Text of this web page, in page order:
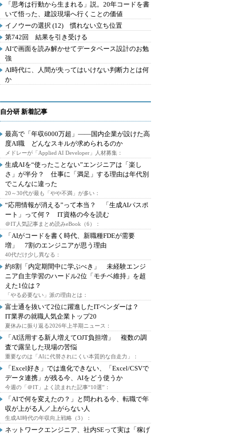
「思考は行動から生まれる」説。20年コードを書
いて悟った、建設現場へ行くことの価値
イノウーの選択 (12) 慣れない立ち位置
第742回 結果を引き受ける
AIで画面を読み解かせてデータベース設計のお勉
強
AI時代に、人間が失ってはいけない判断力とは何
か
自分研 新着記事
最高で「年収6000万超」――国内企業が設けた高
度AI職 どんなスキルが求められるのか
メドレーが「Applied AI Developer」人材募集：
生成AIを“使ったことない”エンジニアは「楽し
さ」が半分？ 仕事に「満足」する理由は年代別
でこんなに違った
20～30代が最も「やや不満」が多い：
“応用情報が消える”って本当？ 「生成AIパスポ
ート」って何？ IT資格の今を読む
＠IT人気記事まとめ読みeBook（6）：
「AIがコードを書く時代、新職種FDEが需要
増」 7割のエンジニアが思う理由
40代だけ少し異なる：
約8割「内定期間中に学ぶべき」 未経験エンジ
ニア自主学習のハードル2位「モチベ維持」を超
えた1位は？
「やる必要ない」派の理由とは：
富士通を抜いて2位に躍進したITベンダーは？
IT業界の就職人気企業トップ20
夏休みに振り返る2026年上半期ニュース：
「AI活用する新人増えてOJT負担増」 複数の調
査で露呈した現場の苦悩
重要なのは「AIに代替されにくい本質的な自走力」：
「Excel好き」では進化できない、「Excel/CSVで
データ連携」が残る今、AIをどう使うか
今週の「＠IT」よく読まれた記事“10選”：
「AIで何を変えたの？」と問われる今、転職で年
収が上がる人／上がらない人
生成AI時代の年収向上戦略（3）：
ネットワークエンジニア、社内SEって実は「稼げ